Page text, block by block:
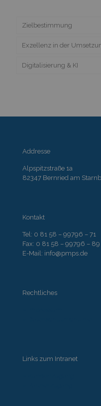
Zielbestimmung
Exzellenz in der
Digitalisierung & KI
Addresse
Alpspitzstraße 1a
82347 Bernried am
Kontakt
Tel: 0 81 58 – 99796 – 71
Fax: 0 81 58 – 99796 – 89
E-Mail: info@pmps.de
Rechtliches
Links zum Intranet